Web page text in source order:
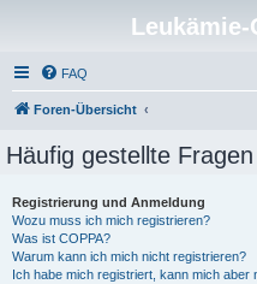
FAQ
Foren-Übersicht
Häufig gestellte Fragen
Registrierung und Anmeldung
Wozu muss ich mich registrieren?
Was ist COPPA?
Warum kann ich mich nicht registrieren?
Ich habe mich registriert, kann mich aber